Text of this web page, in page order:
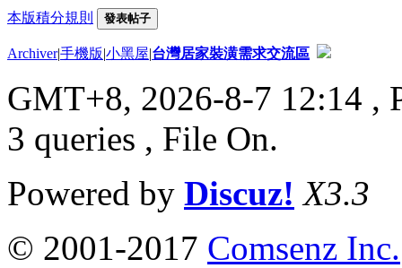
本版積分規則 發表帖子
Archiver|手機版|小黑屋|台灣居家裝潢需求交流區
GMT+8, 2026-8-7 12:14 ,
3 queries , File On.
Powered by Discuz! X3.3
© 2001-2017 Comsenz Inc.